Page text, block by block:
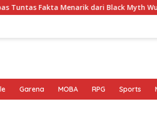
Menarik dari Black Myth Wukong
Garena MOBA RPG Sports